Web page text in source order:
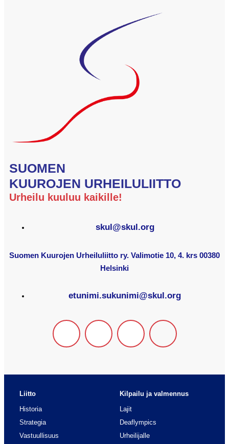
SUOMEN
KUUROJEN URHEILULIITTO
Urheilu kuuluu kaikille!
skul@skul.org
Suomen Kuurojen Urheiluliitto ry. Valimotie 10, 4. krs 00380
Helsinki
etunimi.sukunimi@skul.org
Liitto
Historia
Strategia
Vastuullisuus
Kilpailu ja valmennus
Lajit
Deaflympics
Urheilijalle